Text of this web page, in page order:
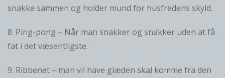
snakke sammen og holder mund for husfredens skyld.
8. Ping-pong – Når man snakker og snakker uden at få
fat i det væsentligste.
9. Ribbenet – man vil have glæden skal komme fra den